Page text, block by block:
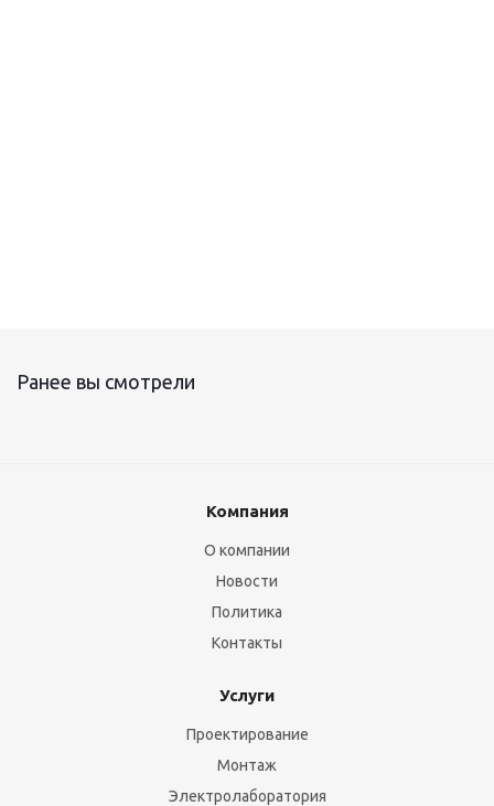
Ранее вы смотрели
Компания
О компании
Новости
Политика
Контакты
Услуги
Проектирование
Монтаж
Электролаборатория